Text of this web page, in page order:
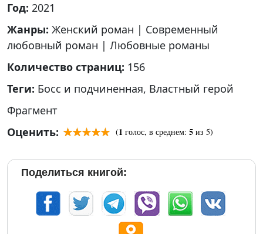
Год: 2021
Жанры: Женский роман | Современный
любовный роман | Любовные романы
Количество страниц: 156
Теги: Босс и подчиненная, Властный герой
Фрагмент
Оценить:
(1 голос, в среднем: 5 из 5)
Поделиться книгой: